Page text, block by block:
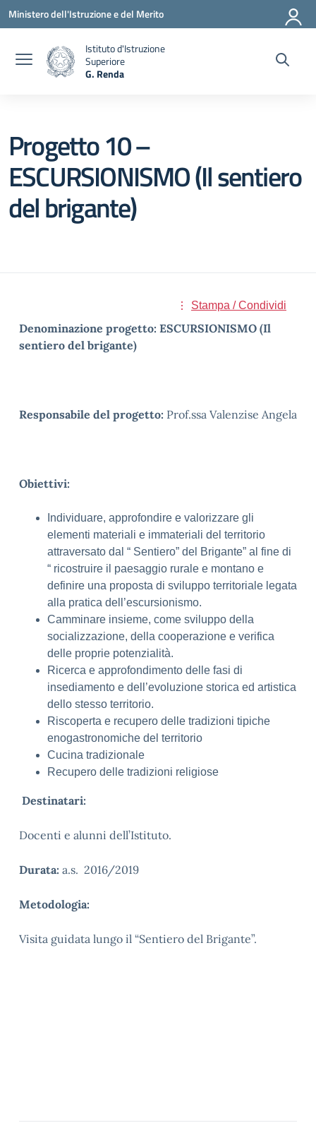
Ministero dell'Istruzione e del Merito
Istituto d'Istruzione
Superiore
G. Renda
Progetto 10 –
ESCURSIONISMO (Il sentiero
del brigante)
Stampa / Condividi
Denominazione progetto: ESCURSIONISMO (Il
sentiero del brigante)
Responsabile del progetto: Prof.ssa Valenzise Angela
Obiettivi:
Individuare, approfondire e valorizzare gli
elementi materiali e immateriali del territorio
attraversato dal “ Sentiero” del Brigante” al fine di
“ ricostruire il paesaggio rurale e montano e
definire una proposta di sviluppo territoriale legata
alla pratica dell’escursionismo.
Camminare insieme, come sviluppo della
socializzazione, della cooperazione e verifica
delle proprie potenzialità.
Ricerca e approfondimento delle fasi di
insediamento e dell’evoluzione storica ed artistica
dello stesso territorio.
Riscoperta e recupero delle tradizioni tipiche
enogastronomiche del territorio
Cucina tradizionale
Recupero delle tradizioni religiose
Destinatari:
Docenti e alunni dell’Istituto.
Durata: a.s. 2016/2019
Metodologia:
Visita guidata lungo il “Sentiero del Brigante”.